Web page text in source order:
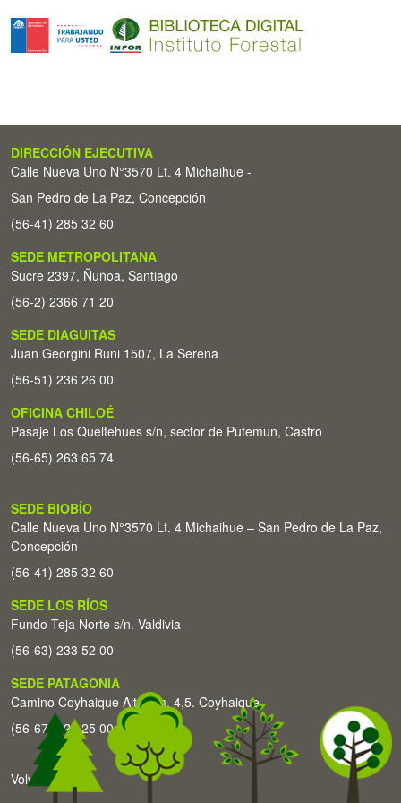
DIRECCIÓN EJECUTIVA
Calle Nueva Uno N°3570 Lt. 4 Michaihue -
San Pedro de La Paz, Concepción
(56-41) 285 32 60
SEDE METROPOLITANA
Sucre 2397, Ñuñoa, Santiago
(56-2) 2366 71 20
SEDE DIAGUITAS
Juan Georgini Runi 1507, La Serena
(56-51) 236 26 00
OFICINA CHILOÉ
Pasaje Los Queltehues s/n, sector de Putemun, Castro
(56-65) 263 65 74
SEDE BIOBÍO
Calle Nueva Uno N°3570 Lt. 4 Michaihue – San Pedro de La Paz,
Concepción
(56-41) 285 32 60
SEDE LOS RÍOS
Fundo Teja Norte s/n. Valdivia
(56-63) 233 52 00
SEDE PATAGONIA
Camino Coyhaique Alto Km. 4,5. Coyhaique
(56-67) 226 25 00
Volver arriba